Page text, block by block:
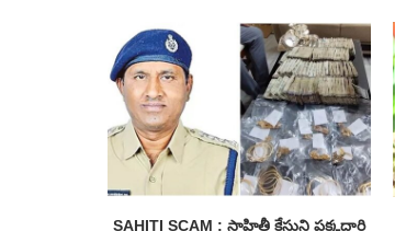
SAHITI SCAM : సాహితీ కేసుని పక్కదారి